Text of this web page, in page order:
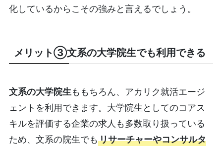
化しているからこその強みと言えるでしょう。
メリット③文系の大学院生でも利用できる
文系の大学院生ももちろん、アカリク就活エージ
ェントを利用できます。大学院生としてのコアス
キルを評価する企業の求人も多数取り扱っている
ため、文系の院生でも リサーチャーやコンサルタ